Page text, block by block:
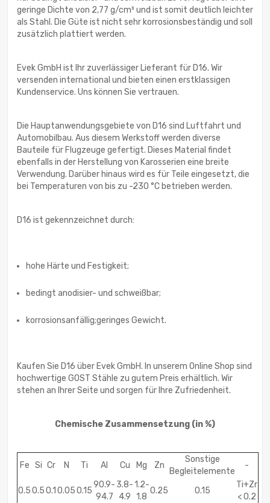
geringe Dichte von 2,77 g/cm³ und ist somit deutlich leichter
als Stahl. Die Güte ist nicht sehr korrosionsbeständig und soll
zusätzlich plattiert werden.
Evek GmbH ist Ihr zuverlässiger Lieferant für D16. Wir
versenden international und bieten einen erstklassigen
Kundenservice. Uns können Sie vertrauen.
Die Hauptanwendungsgebiete von D16 sind Luftfahrt und
Automobilbau. Aus diesem Werkstoff werden diverse
Bauteile für Flugzeuge gefertigt. Dieses Material findet
ebenfalls in der Herstellung von Karosserien eine breite
Verwendung. Darüber hinaus wird es für Teile eingesetzt, die
bei Temperaturen von bis zu -230 °С betrieben werden.
D16 ist gekennzeichnet durch:
hohe Härte und Festigkeit;
bedingt anodisier- und schweißbar;
korrosionsanfällig;geringes Gewicht.
Kaufen Sie D16 über Evek GmbH. In unserem Online Shop sind
hochwertige GOST Stähle zu gutem Preis erhältlich. Wir
stehen an Ihrer Seite und sorgen für Ihre Zufriedenheit.
Chemische Zusammensetzung (in %)
Fe Si Cr N Ti Al Cu Mg Zn
Sonstige
Begleitelemente
-
0.50.50.1 0.050.15
90.9-
94.7
3.8-
4.9
1.2-
1.8
0.25 0.15
Ti+Zr
< 0.2